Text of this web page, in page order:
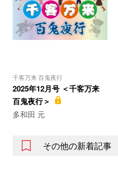
千客万来 百鬼夜行
2025年12月号 ＜千客万来
百鬼夜行＞
多和田 元
その他の新着記事